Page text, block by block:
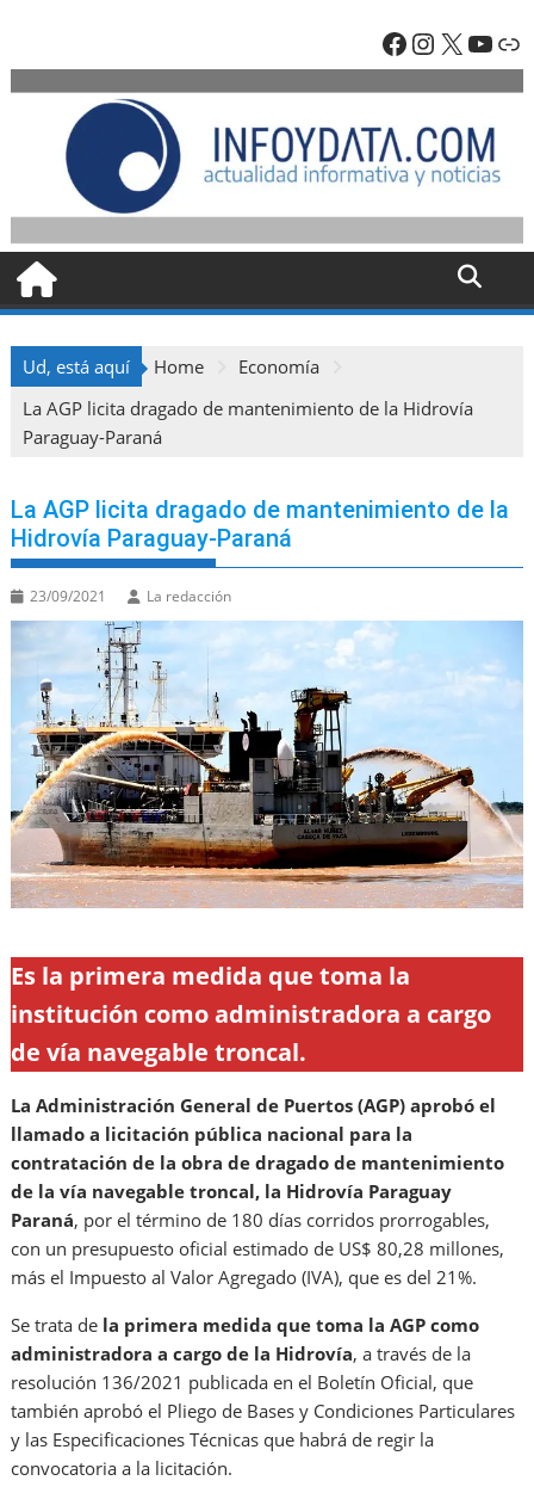
content
Facebook
X
Ud, está aquí Home
Economía
La AGP licita dragado de mantenimiento de la Hidrovía
Paraguay-Paraná
La AGP licita dragado de mantenimiento de la
Hidrovía Paraguay-Paraná
23/09/2021 La redacción
Es la primera medida que toma la
institución como administradora a cargo
de vía navegable troncal.
La Administración General de Puertos (AGP) aprobó el
llamado a licitación pública nacional para la
contratación de la obra de dragado de mantenimiento
de la vía navegable troncal, la Hidrovía Paraguay
Paraná, por el término de 180 días corridos prorrogables,
con un presupuesto oficial estimado de US$ 80,28 millones,
más el Impuesto al Valor Agregado (IVA), que es del 21%.
Se trata de la primera medida que toma la AGP como
administradora a cargo de la Hidrovía, a través de la
resolución 136/2021 publicada en el Boletín Oficial, que
también aprobó el Pliego de Bases y Condiciones Particulares
y las Especificaciones Técnicas que habrá de regir la
convocatoria a la licitación.